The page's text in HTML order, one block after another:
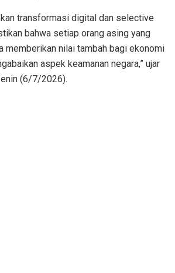
transformasi digital dan selective
bahwa setiap orang asing yang
memberikan nilai tambah bagi ekonomi
aspek keamanan negara,” ujar
(6/7/2026).